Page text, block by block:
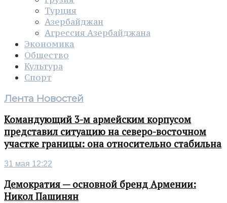
Турция
Азербайджан
Агрессия Азербайджана
Экономика
Общество
Культура
Спорт
Лента Новостей
Командующий 3-м армейским корпусом
представил ситуацию на северо-восточном
участке границы: она относительно стабильна
31 мая 12:22
Демократия — основной бренд Армении:
Никол Пашинян